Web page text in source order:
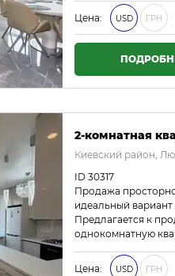
Цена: USD ГРН
2-комнатная
Киевский район,
ID 30317
Продажа
идеальный
Предлагается к
однокомнатную
Цена: USD ГРН